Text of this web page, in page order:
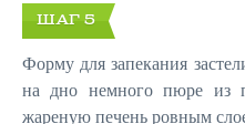
ШАГ 5
Форму для запекания
на дно немного пюре из
жареную печень ровным